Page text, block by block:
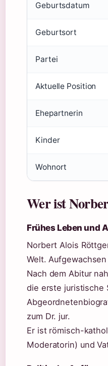
Geburtsdatum
Geburtsort
Partei
Aktuelle Position
Ehepartnerin
Kinder
Wohnort
Wer ist
Frühes Leben und
Norbert Alois
Welt.
Nach dem Abitur
die erste juristische
zum Dr. jur.
Er ist römisch-
Moderatorin) und